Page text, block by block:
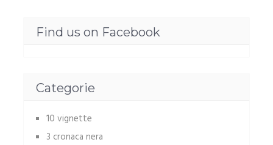
Find us on Facebook
Categorie
10 vignette
3 cronaca nera